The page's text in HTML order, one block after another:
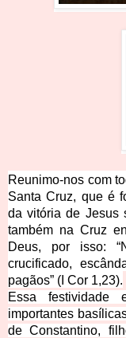
Reunimo-nos com
Santa Cruz, que é
da vitória de Jesus
também na Cruz
Deus, por isso:
crucificado,
pagãos” (I Cor 1,23).
Essa
importantes
de Constantino,